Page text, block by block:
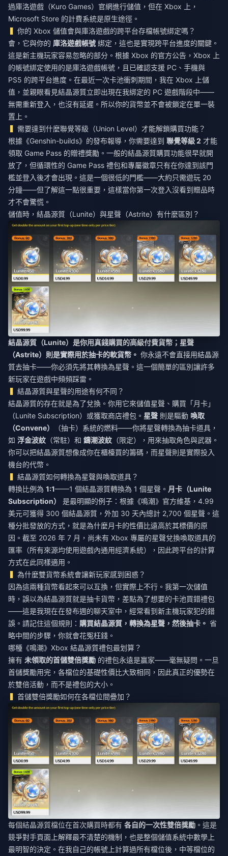
過庫洛遊戲（Kuro Games）官網進行儲值，但在 Xbox 上，
Microsoft Store 的計費系統是原生途徑。
你的 Xbox 儲值會與庫洛遊戲的跨平台存檔帳號綁定嗎？
會，它與你的 庫洛遊戲帳號 綁定，這也是實現跨平台進度的關鍵。
這是新主機玩家容易忽略的部分。根據 Xbox 的官方公告，Xbox 上
的帳號綁定使用的是庫洛遊戲帳號，且已確認支援 PC、手機與
PS5 的跨平台進度。在最近一次卡池衝刺期間，我在 Xbox 上儲
值，並親眼看見結晶源質立即出現在我綁定的 PC 遊戲階段中——
無需重新登入，也沒有延遲。所以你的貨幣並不會被鎖定在單一裝
置上。
需要達到什麼聯覺等級（Union Level）才能解鎖購買功能？
根據《Genshin-builds》的發布報導，你需要達到 聯覺等級 2 才能
領取 Game Pass 的贈禮獎勵。一般的結晶源質購買功能很早就開
放了，但循環性的 Game Pass 禮包和專屬徽章只有在你達到該門
檻並登入後才會出現。這是一個很低的門檻——大約只需遊玩 20
分鐘——但了解這一點很重要，這樣當你第一次登入沒看到贈品時
才不會驚慌。
儲值時，結晶源質（Lunite）與星聲（Astrite）有什麼區別？
結晶源質（Lunite）是你用真錢購買的高級付費貨幣；星聲
（Astrite）則是實際用於抽卡的軟貨幣。 你永遠不會直接用結晶源
質去抽卡——你必須先將其轉換為星聲。這一個簡單的區別讓許多
新玩家在遊戲中頻頻踩雷。
結晶源質與星聲的用途有何不同？
結晶源質的存在就是為了兌換。你用它來儲值星聲、購買「月卡」
（Lunite Subscription）或獲取商店禮包。 星聲 則是驅動 喚取
（Convene）
（抽卡）系統的燃料——你將星聲轉換為抽卡道具，
如 浮金波紋 （常駐）和 鑄潮波紋 （限定），用來抽取角色與武器。
你可以把結晶源質想像成你在櫃檯買的籌碼，而星聲則是實際投入
機台的代幣。
結晶源質如何轉換為星聲與喚取道具？
轉換比例為 1:1——1 個結晶源質轉換為 1 個星聲。 月卡（Lunite
Subscription）
是最明顯的例子：根據《鳴潮》官方維基，4.99
美元可獲得 300 個結晶源質，外加 30 天內總計 2,700 個星聲。這
種分批發放的方式，就是為什麼月卡的性價比遠高於其標價的原
因。截至 2026 年 7 月，尚未有 Xbox 專屬的星聲兌換喚取道具的
匯率（所有來源均使用遊戲內通用經濟系統），因此跨平台的計算
方式在此同樣適用。
為什麼雙貨幣系統會讓新玩家感到困惑？
因為這兩種貨幣看起來可以互換，但實際上不行。我第一次儲值
時，誤以為結晶源質就是抽卡貨幣，差點為了想要的卡池買錯禮包
——這是我現在在發布週的聊天室中，經常看到新主機玩家犯的錯
誤。請記住這個規則： 購買結晶源質，轉換為星聲，然後抽卡。 省
略中間的步驟，你就會花冤枉錢。
哪種《鳴潮》Xbox 結晶源質禮包最划算？
擁有 未領取的首儲雙倍獎勵 的禮包永遠是贏家——毫無疑問。一旦
首儲獎勵用完，各檔位的基礎性價比大致相同，因此真正的優勢在
於雙倍活動，而不是禮包的大小。
首儲雙倍獎勵如何在各檔位間疊加？
每個結晶源質檔位在首次購買時都有 各自的一次性雙倍獎勵 。這是
競爭對手頁面上解釋最不清楚的機制，也是整個儲值系統中數學上
最明智的決定。在我自己的帳號上計算過所有檔位後，中等檔位的